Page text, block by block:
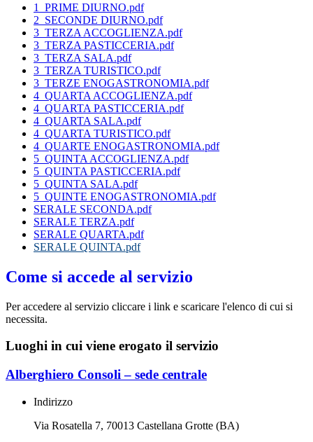
1_PRIME DIURNO.pdf
2_SECONDE DIURNO.pdf
3_TERZA ACCOGLIENZA.pdf
3_TERZA PASTICCERIA.pdf
3_TERZA SALA.pdf
3_TERZA TURISTICO.pdf
3_TERZE ENOGASTRONOMIA.pdf
4_QUARTA ACCOGLIENZA.pdf
4_QUARTA PASTICCERIA.pdf
4_QUARTA SALA.pdf
4_QUARTA TURISTICO.pdf
4_QUARTE ENOGASTRONOMIA.pdf
5_QUINTA ACCOGLIENZA.pdf
5_QUINTA PASTICCERIA.pdf
5_QUINTA SALA.pdf
5_QUINTE ENOGASTRONOMIA.pdf
SERALE SECONDA.pdf
SERALE TERZA.pdf
SERALE QUARTA.pdf
SERALE QUINTA.pdf
Come si accede al servizio
Per accedere al servizio cliccare i link e scaricare l'elenco di cui si
necessita.
Luoghi in cui viene erogato il servizio
Alberghiero Consoli – sede centrale
Indirizzo
Via Rosatella 7, 70013 Castellana Grotte (BA)